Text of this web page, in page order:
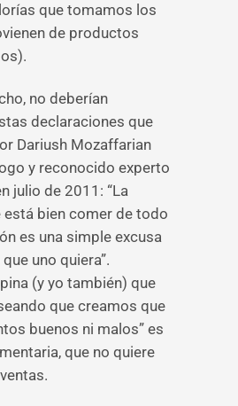
que tomamos los
de productos
no deberían
declaraciones que
Dariush Mozaffarian
y reconocido experto
julio de 2011: “La
está bien comer de todo
es una simple excusa
uno quiera”.
(y yo también) que
que creamos que
buenos ni malos” es
que no quiere